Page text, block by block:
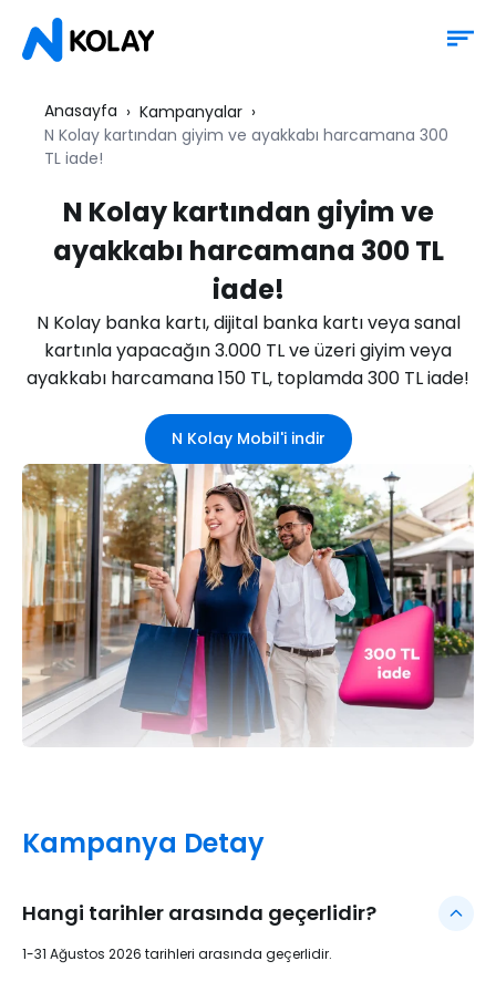
Anasayfa
Kampanyalar
N Kolay kartından giyim ve ayakkabı harcamana 300
TL iade!
N Kolay kartından giyim ve
ayakkabı harcamana 300 TL
iade!
N Kolay banka kartı, dijital banka kartı veya sanal
kartınla yapacağın 3.000 TL ve üzeri giyim veya
ayakkabı harcamana 150 TL, toplamda 300 TL iade!
N Kolay Mobil'i indir
Kampanya Detay
Hangi tarihler arasında geçerlidir?
1-31 Ağustos 2026 tarihleri arasında geçerlidir.